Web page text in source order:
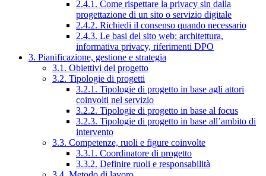
2.4.1. Come rispettare la privacy sin dalla
progettazione di un sito o servizio digitale
2.4.2. Richiedi il consenso quando necessario
2.4.3. Le basi del sito web: architettura,
informativa privacy, riferimenti DPO
3. Pianificazione, gestione e strategia
3.1. Obiettivi del progetto
3.2. Tipologie di progetti
3.2.1. Tipologie di progetto in base agli attori
coinvolti nel servizio
3.2.2. Tipologie di progetto in base al focus
3.2.3. Tipologie di progetto in base all’ambito di
intervento
3.3. Competenze, ruoli e figure coinvolte
3.3.1. Coordinatore di progetto
3.3.2. Definire ruoli e responsabilità